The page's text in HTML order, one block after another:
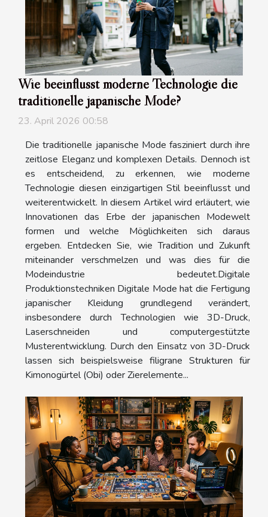
Wie beeinflusst moderne Technologie die
traditionelle japanische Mode?
23. April 2026 00:58
Die traditionelle japanische Mode fasziniert durch ihre
zeitlose Eleganz und komplexen Details. Dennoch ist
es entscheidend, zu erkennen, wie moderne
Technologie diesen einzigartigen Stil beeinflusst und
weiterentwickelt. In diesem Artikel wird erläutert, wie
Innovationen das Erbe der japanischen Modewelt
formen und welche Möglichkeiten sich daraus
ergeben. Entdecken Sie, wie Tradition und Zukunft
miteinander verschmelzen und was dies für die
Modeindustrie bedeutet.Digitale
Produktionstechniken Digitale Mode hat die Fertigung
japanischer Kleidung grundlegend verändert,
insbesondere durch Technologien wie 3D-Druck,
Laserschneiden und computergestützte
Musterentwicklung. Durch den Einsatz von 3D-Druck
lassen sich beispielsweise filigrane Strukturen für
Kimonogürtel (Obi) oder Zierelemente...